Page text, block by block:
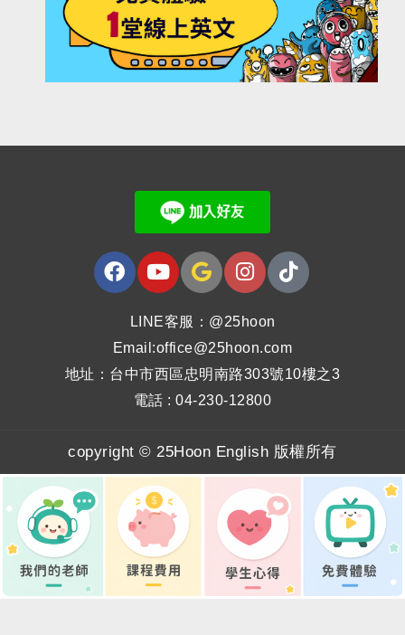
LINE客服：@25hoon
Email:office@25hoon.com
地址：台中市西區忠明南路303號10樓之3
電話 : 04-230-12800
copyright © 25Hoon English 版權所有